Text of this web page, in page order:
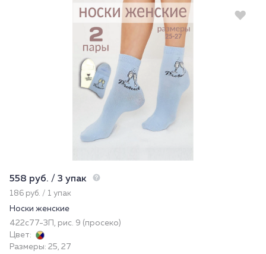
558 руб. / 3 упак
186 руб. / 1 упак
Носки женские
422с77-3П, рис. 9 (просеко)
Цвет:
Размеры: 25, 27